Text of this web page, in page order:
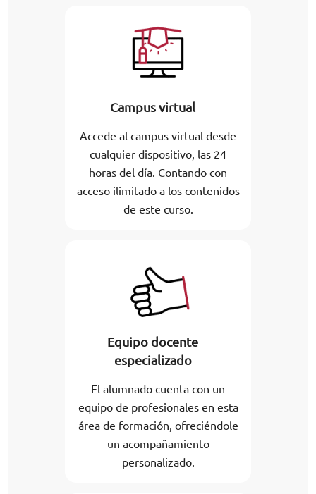
Campus virtual
Accede al campus virtual desde
cualquier dispositivo, las 24
horas del día. Contando con
acceso ilimitado a los contenidos
de este curso.
Equipo docente
especializado
El alumnado cuenta con un
equipo de profesionales en esta
área de formación, ofreciéndole
un acompañamiento
personalizado.